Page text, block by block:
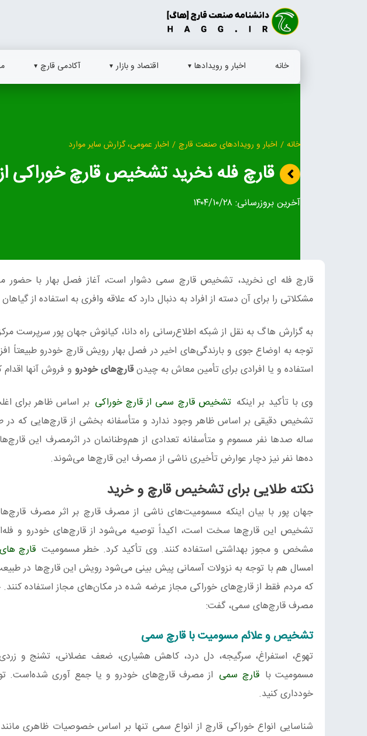
خانه اخبار و رویدادها اقتصاد و بازار آکادمی قارچ
خانه / اخبار و رویدادهای صنعت قارچ / اخبار عمومی، گزارش سایر موارد
قارچ فله نخرید تشخیص قارچ خوراکی
آخرین بروزرسانی:۱۴۰۴/۱۰/۲۸
قارچ فله ای نخرید، تشخیص قارچ سمی دشوار است، آغاز فصل بهار با
مشکلاتی را برای آن دسته از افراد به دنبال دارد که علاقه وافری به استفاده از
به گزارش هاگ به نقل از شبکه اطلاع‌رسانی راه دانا، کیانوش جهان پور سرپرست
توجه به اوضاع جوی و بارندگی‌های اخیر در فصل بهار رویش قارچ خودرو طبیعتاً
استفاده و یا افرادی برای تأمین معاش به چیدنقارچ‌های خودرو و فروش آنها اقدام
وی با تأکید بر اینکه تشخیص قارچ سمی از قارچ خوراکی بر اساس ظاهر برای
تشخیص دقیقی بر اساس ظاهر وجود ندارد و متأسفانه بخشی از قارچ‌هایی که
ساله صدها نفر مسموم و متأسفانه تعدادی از هم‌وطنانمان در اثرمصرف این
ده‌ها نفر نیز دچار عوارض تأخیری ناشی از مصرف این قارچ‌ها می‌شوند.
نکته طلایی برای تشخیص قارچ و خرید
جهان پور با بیان اینکه مسمومیت‌های ناشی از مصرف قارچ بر اثر مصرف
تشخیص این قارچ‌ها سخت است، اکیداً توصیه می‌شود از قارچ‌های خودرو و
مشخص و مجوز بهداشتی استفاده کنند. وی تأکید کرد. خطر مسمومیت قارچ
امسال هم با توجه به نزولات آسمانی پیش بینی می‌شود رویش این قارچ‌ها در
که مردم فقط از قارچ‌های خوراکی مجاز عرضه شده در مکان‌های مجاز استفاده
مصرف قارچ‌های سمی، گفت:
تشخیص و علائم مسومیت با قارچ سمی
تهوع، استفراغ، سرگیجه، دل درد، کاهش هشیاری، ضعف عضلانی، تشنج و
مسمومیت با قارچ‌ سمی از مصرف قارچ‌های خودرو و یا جمع آوری شده‌است.
خودداری کنید.
شناسایی انواع خوراکی قارچ از انواع سمی تنها بر اساس خصوصیات ظاهری